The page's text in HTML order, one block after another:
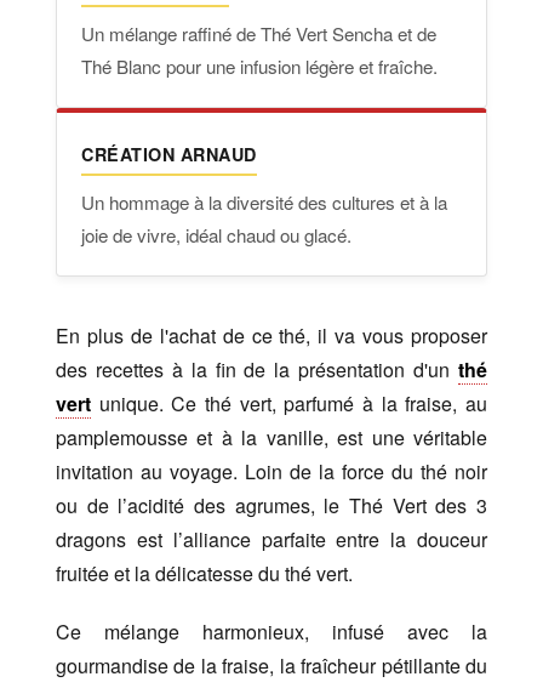
Un mélange raffiné de Thé Vert Sencha et de
Thé Blanc pour une infusion légère et fraîche.
CRÉATION ARNAUD
Un hommage à la diversité des cultures et à la
joie de vivre, idéal chaud ou glacé.
En plus de l'achat de ce thé, il va vous proposer
des recettes à la fin de la présentation d'un thé
vert unique. Ce thé vert, parfumé à la fraise, au
pamplemousse et à la vanille, est une véritable
invitation au voyage. Loin de la force du thé noir
ou de l’acidité des agrumes, le Thé Vert des 3
dragons est l’alliance parfaite entre la douceur
fruitée et la délicatesse du thé vert.
Ce mélange harmonieux, infusé avec la
gourmandise de la fraise, la fraîcheur pétillante du